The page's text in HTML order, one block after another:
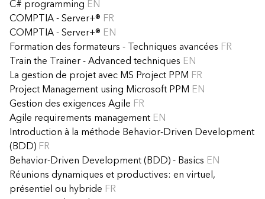
C# programming EN
COMPTIA - Server+® FR
COMPTIA - Server+® EN
Formation des formateurs - Techniques avancées FR
Train the Trainer - Advanced techniques EN
La gestion de projet avec MS Project PPM FR
Project Management using Microsoft PPM EN
Gestion des exigences Agile FR
Agile requirements management EN
Introduction à la méthode Behavior-Driven Development
(BDD) FR
Behavior-Driven Development (BDD) - Basics EN
Réunions dynamiques et productives: en virtuel,
présentiel ou hybride FR